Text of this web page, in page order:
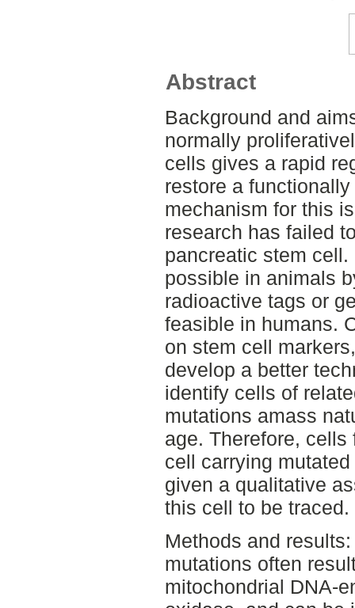
Abstract
Background and
normally
cells gives a rapid
restore a
mechanism for this
research has failed
pancreatic stem
possible in animals
radioactive tags or
feasible in humans.
on stem cell
develop a better
identify cells of
mutations amass
age. Therefore,
cell carrying
given a qualitative
this cell to be traced.
Methods and
mutations often
mitochondrial DNA-